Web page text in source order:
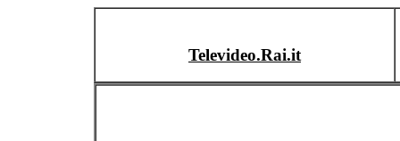
Televideo.Rai.it